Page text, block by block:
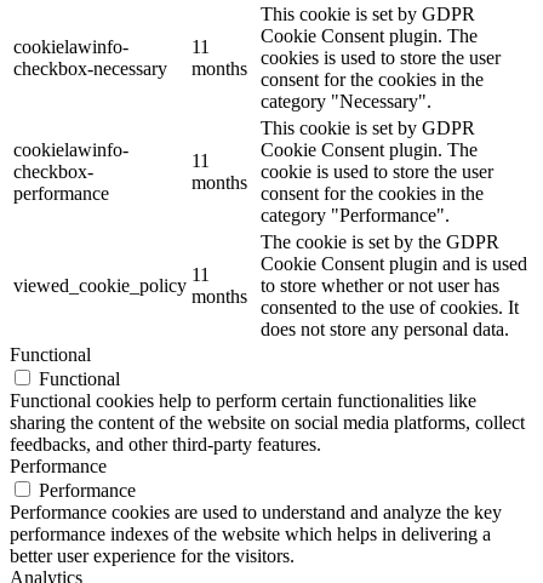
cookielawinfo-
checkbox-necessary
11
months
This cookie is set by GDPR
Cookie Consent plugin. The
cookies is used to store the user
consent for the cookies in the
category "Necessary".
cookielawinfo-
checkbox-
performance
11
months
This cookie is set by GDPR
Cookie Consent plugin. The
cookie is used to store the user
consent for the cookies in the
category "Performance".
viewed_cookie_policy
11
months
The cookie is set by the GDPR
Cookie Consent plugin and is used
to store whether or not user has
consented to the use of cookies. It
does not store any personal data.
Functional
Functional
Functional cookies help to perform certain functionalities like
sharing the content of the website on social media platforms, collect
feedbacks, and other third-party features.
Performance
Performance
Performance cookies are used to understand and analyze the key
performance indexes of the website which helps in delivering a
better user experience for the visitors.
Analytics